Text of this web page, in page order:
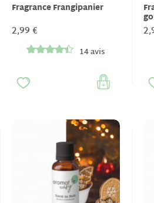
Fragrance Frangipanier
2,99 €
14 avis